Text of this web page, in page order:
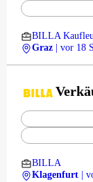
BILLA
Graz
| vor 18
BILLA
Klagenfurt
|